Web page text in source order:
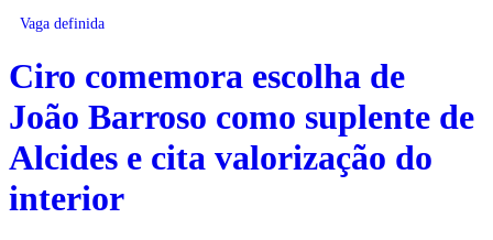
Vaga definida
Ciro comemora escolha de
João Barroso como suplente de
Alcides e cita valorização do
interior